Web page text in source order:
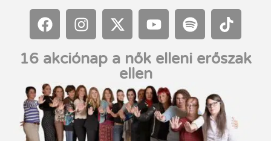
16 akciónap a nők elleni erőszak
ellen